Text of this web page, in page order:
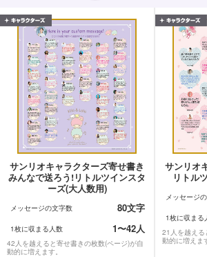
サンリオキャラクターズ寄せ書き
みんなで送ろう!リトルツインスタ
ーズ(大人数用)
メッセージの文字数 80文字
1枚に収まる人数 1〜42人
42人を越えると寄せ書きの枚数(ページ)が自
動的に増えます。
サンリオ
リトル
メッセージ
1枚に収まる
21人を越える
動的に増えま